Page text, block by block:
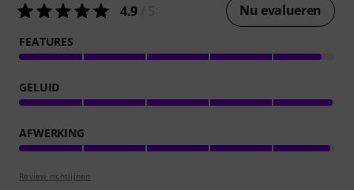
4.9 Nu evalueren
FEATURES
GELUID
AFWERKING
Review richtlijnen